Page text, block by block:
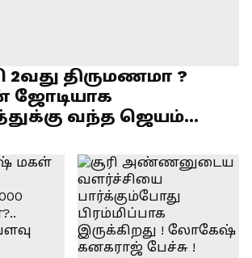
2வது திருமணமா ?
ஜோடியாக
வந்த ஜெயம்